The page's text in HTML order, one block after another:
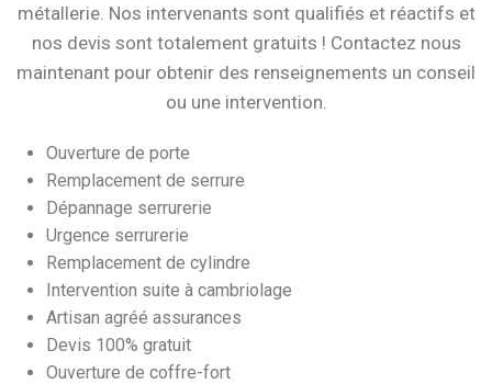
métallerie. Nos intervenants sont qualifiés et réactifs et
nos devis sont totalement gratuits ! Contactez nous
maintenant pour obtenir des renseignements un conseil
ou une intervention.
Ouverture de porte
Remplacement de serrure
Dépannage serrurerie
Urgence serrurerie
Remplacement de cylindre
Intervention suite à cambriolage
Artisan agréé assurances
Devis 100% gratuit
Ouverture de coffre-fort